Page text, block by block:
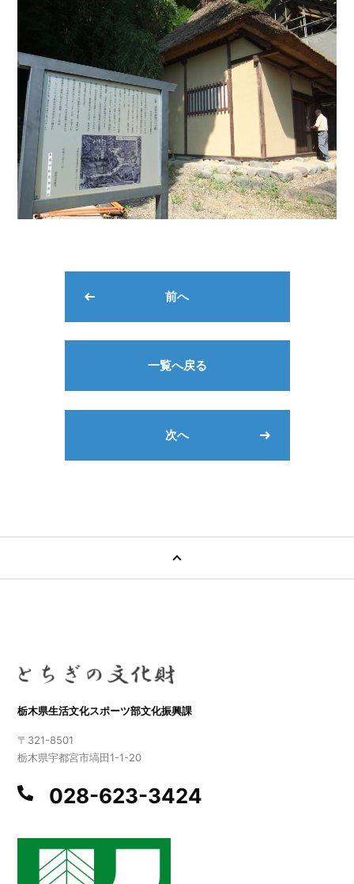
前へ
一覧へ戻る
次へ
栃木県生活文化スポーツ部文化振興課
〒321-8501
栃木県宇都宮市塙田1-1-20
028-623-3424